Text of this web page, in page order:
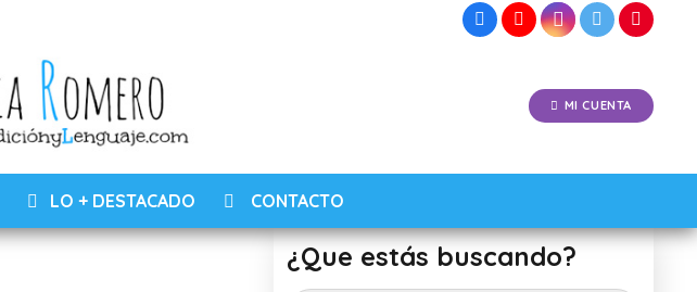
MI CUENTA
LO + DESTACADO CONTACTO
¿Que estás buscando?